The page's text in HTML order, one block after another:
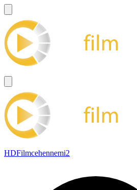
HDFilmcehennemi2